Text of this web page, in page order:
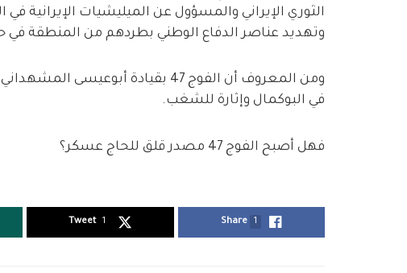
وتهديد عناصر الدفاع الوطني بطردهم من المنطقة في
ومن المعروف أن الفوج 47 بقيادة
في البوكمال وإثارة للشغب.
فهل أصبح الفوج 47 مصدر قلق للحاج عسكر؟
Share 1
Tweet 1